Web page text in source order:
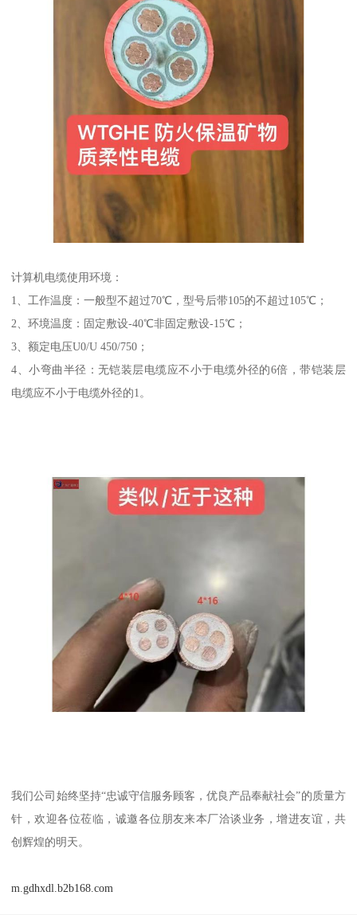
计算机电缆使用环境：
1、工作温度：一般型不超过70℃，型号后带105的不超过105℃；
2、环境温度：固定敷设-40℃非固定敷设-15℃；
3、额定电压U0/U 450/750；
4、小弯曲半径：无铠装层电缆应不小于电缆外径的6倍，带铠装层
电缆应不小于电缆外径的1。
我们公司始终坚持“忠诚守信服务顾客，优良产品奉献社会”的质量方
针，欢迎各位莅临，诚邀各位朋友来本厂洽谈业务，增进友谊，共
创辉煌的明天。
m.gdhxdl.b2b168.com